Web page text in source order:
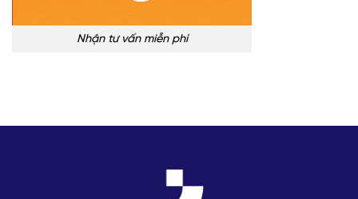
Nhận tư vấn miễn phí